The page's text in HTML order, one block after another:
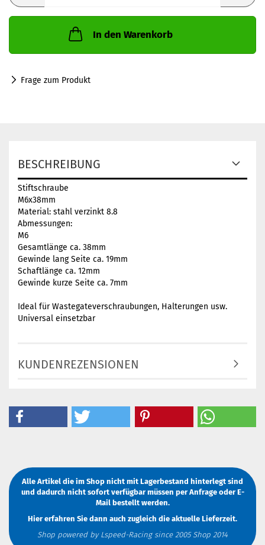
In den Warenkorb
Frage zum Produkt
BESCHREIBUNG
Stiftschraube
M6x38mm
Material: stahl verzinkt 8.8
Abmessungen:
M6
Gesamtlänge ca. 38mm
Gewinde lang Seite ca. 19mm
Schaftlänge ca. 12mm
Gewinde kurze Seite ca. 7mm
Ideal für Wastegateverschraubungen, Halterungen usw.
Universal einsetzbar
KUNDENREZENSIONEN
Alle Artikel die im Shop nicht mit Lagerbestand hinterlegt sind
und dadurch nicht sofort verfügbar müssen per AnfrageoderE-
Mailbestellt werden.
Hier erfahren Sie dann auch zugleich die aktuelle Lieferzeit.
Shop powered by Lspeed-Racing since 2005 Shop 2014